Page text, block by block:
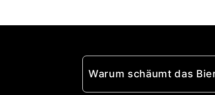
Warum schäumt das